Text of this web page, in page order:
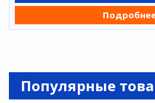
Популярные